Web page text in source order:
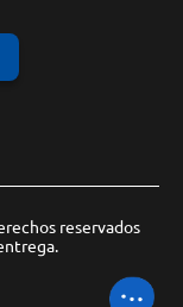
reservados